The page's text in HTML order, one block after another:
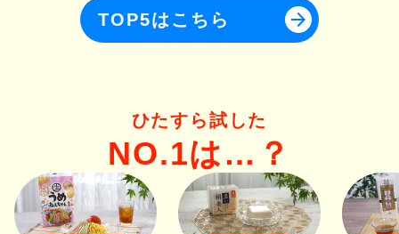
TOP5はこちら arrow_forward
ひたすら試した
NO.1は…？